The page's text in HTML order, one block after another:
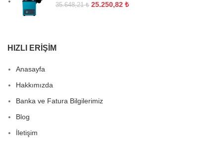
35.648,21₺ 25.250,82 ₺
HIZLI ERIŞIM
Anasayfa
Hakkımızda
Banka ve Fatura Bilgilerimiz
Blog
İletişim